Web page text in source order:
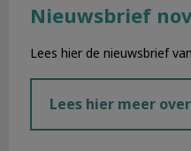
Nieuwsbrief
Lees hier de nieuwsbrief
Lees hier meer over